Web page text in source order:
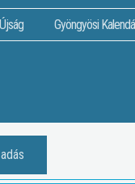
Gyöngyösi